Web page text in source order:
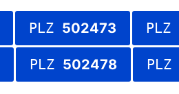
PLZ 502473 PLZ
PLZ 502478 PLZ